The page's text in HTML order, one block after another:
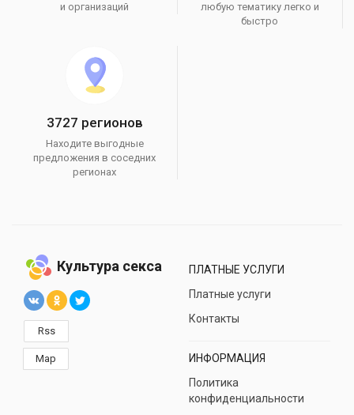
и организаций
любую тематику легко и
быстро
3727 регионов
Находите выгодные
предложения в соседних
регионах
Культура секса
Rss
Map
ПЛАТНЫЕ УСЛУГИ
Платные услуги
Контакты
ИНФОРМАЦИЯ
Политика
конфиденциальности